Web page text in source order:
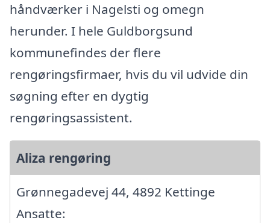
håndværker i Nagelsti og omegn
herunder. I hele Guldborgsund
kommunefindes der flere
rengøringsfirmaer, hvis du vil udvide din
søgning efter en dygtig
rengøringsassistent.
Aliza rengøring
Grønnegadevej 44, 4892 Kettinge
Ansatte: